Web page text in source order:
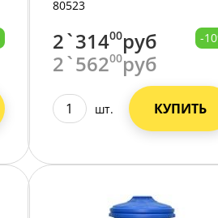
80523
2`31400руб
2`56200руб
-
шт. КУПИТЬ